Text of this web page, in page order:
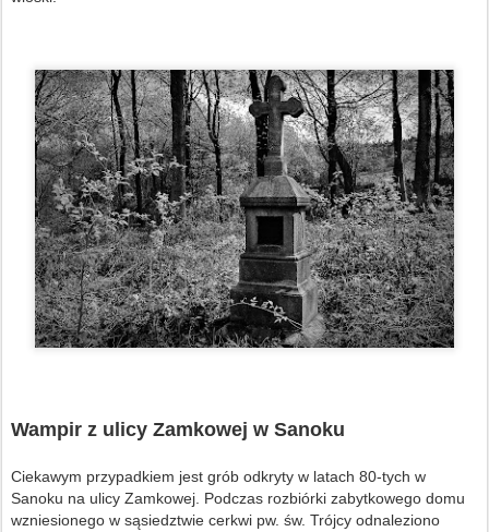
Wampir z ulicy Zamkowej w Sanoku
Ciekawym przypadkiem jest grób odkryty w latach 80-tych w
Sanoku na ulicy Zamkowej. Podczas rozbiórki zabytkowego domu
wzniesionego w sąsiedztwie cerkwi pw. św. Trójcy odnaleziono